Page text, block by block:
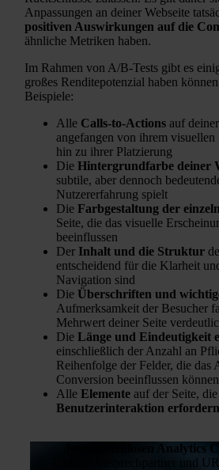
Anpassungen an deiner Webseite
positiven Auswirkungen auf die
ähnliche Metriken haben.
Im Rahmen von A/B-Tests gibt es
großes Renditepotenzial haben
Beispiele:
Alle Calls-to-Actionsauf
angefangen von ihrem
hin zu ihrer Platzierung
Die Hintergrundfarbe deiner
subtile, aber dennoch
Nutzererfahrung spielt
Die Farbgestaltung der
Seite, die das visuelle
beeinflussen
Der Inhalt und die Struktur
entscheidend für die Klarheit
Navigation sind
Die Überschriften und
Aufmerksamkeit der Besucher
Mehrwert deiner Seite
Die Länge und Eindeutigkeit
einschließlich der Anzahl an
Reihenfolge der Felder, die das
Conversion beeinflussen können
Alle Elementeauf der Seite, die
Benutzerinteraktion erfordern
Jetzt kostenlosen Analytics
Einfach Ansprechpartner und